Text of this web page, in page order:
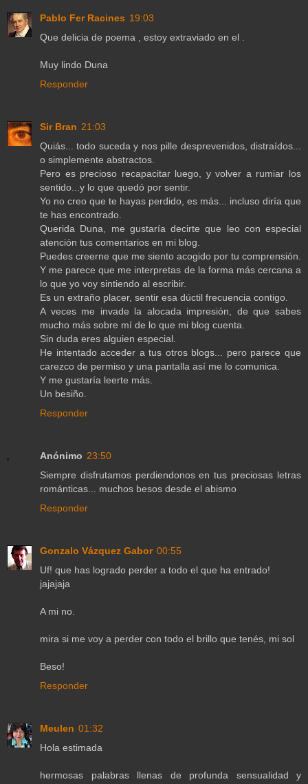
Pablo Fer Racines 19:03
Que delicia de poema , estoy extraviado en el .
Muy lindo Duna
Responder
Sir Bran 21:03
Quiás... todo suceda y nos pille desprevenidos, distraídos...
o simplemente abstractos.
Pero es precioso recapacitar luego, y volver a rumiar los
sentido...y lo que quedó por sentir.
Yo no creo que te hayas perdido, es más... incluso diría que
te has encontrado.
Querida Duna, me gustaría decirte que leo con especial
atención tus comentarios en mi blog.
Puedes creerne que me siento acogido por tu comprensión.
Y me parece que me interpretas de la forma más cercana a
lo que yo voy sintiendo al escribir.
Es un extraño placer, sentir esa dúctil frecuencia contigo.
A veces me invade la alocada impresión, de que sabes
mucho más sobre mí de lo que mi blog cuenta.
Sin duda eres alguien especial.
He intentado acceder a tus otros blogs... pero parece que
carezco de permiso y una pantalla así me lo comunica.
Y me gustaría leerte más.
Un besiño.
Responder
Anónimo 23:50
Siempre disfrutamos perdiendonos en tus preciosas letras
románticas... muchos besos desde el abismo
Responder
Gonzalo Vázquez Gabor 00:55
Uf! que has logrado perder a todo el que ha entrado!
jajajaja
A mi no.
mira si me voy a perder con todo el brillo que tenés, mi sol
Beso!
Responder
Meulen 01:32
Hola estimada
hermosas palabras llenas de profunda sensualidad y